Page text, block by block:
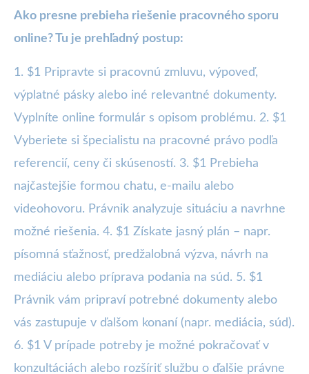
Ako presne prebieha riešenie pracovného sporu
online? Tu je prehľadný postup:
1. $1 Pripravte si pracovnú zmluvu, výpoveď,
výplatné pásky alebo iné relevantné dokumenty.
Vyplníte online formulár s opisom problému. 2. $1
Vyberiete si špecialistu na pracovné právo podľa
referencií, ceny či skúseností. 3. $1 Prebieha
najčastejšie formou chatu, e-mailu alebo
videohovoru. Právnik analyzuje situáciu a navrhne
možné riešenia. 4. $1 Získate jasný plán – napr.
písomná sťažnosť, predžalobná výzva, návrh na
mediáciu alebo príprava podania na súd. 5. $1
Právnik vám pripraví potrebné dokumenty alebo
vás zastupuje v ďalšom konaní (napr. mediácia, súd).
6. $1 V prípade potreby je možné pokračovať v
konzultáciách alebo rozšíriť službu o ďalšie právne